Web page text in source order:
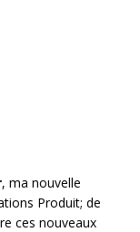
, ma nouvelle
Produit; de
ces nouveaux